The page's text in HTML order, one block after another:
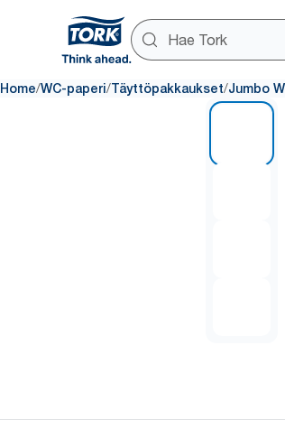
Home/WC-paperi/Täyttöpakkaukset/Jumbo